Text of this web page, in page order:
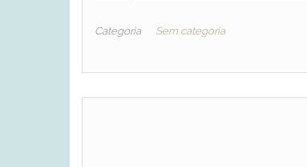
Categoria Sem categoria